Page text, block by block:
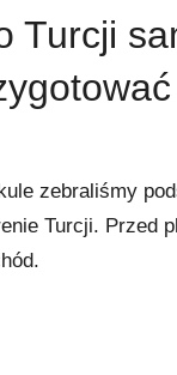
Turcji
zebraliśmy
Turcji. Przed